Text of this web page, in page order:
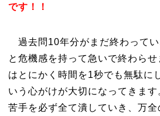
です！！
過去問10年分がまだ終わってい
と危機感を持って急いで終わら
はとにかく時間を1秒でも無駄に
いう心がけが大切になってきま
苦手を必ず全て潰していき、万